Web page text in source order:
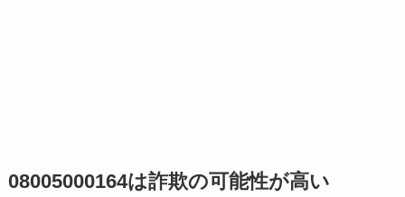
08005000164は詐欺の可能性が高い